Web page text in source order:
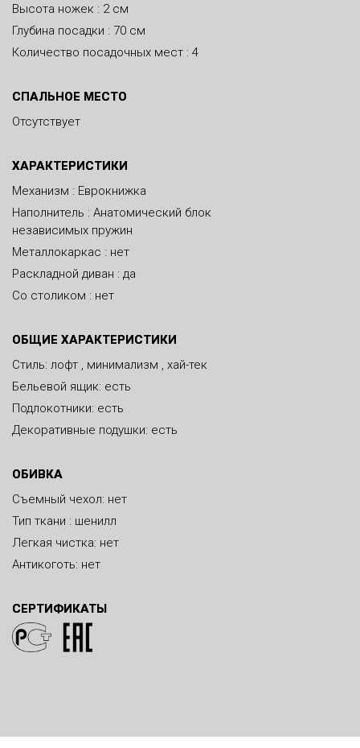
Высота ножек : 2 см
Глубина посадки : 70 см
Количество посадочных мест : 4
СПАЛЬНОЕ МЕСТО
Отсутствует
ХАРАКТЕРИСТИКИ
Механизм : Еврокнижка
Наполнитель : Анатомический блок
независимых пружин
Металлокаркас : нет
Раскладной диван : да
Со столиком : нет
ОБЩИЕ ХАРАКТЕРИСТИКИ
Стиль: лофт , минимализм , хай-тек
Бельевой ящик: есть
Подлокотники: есть
Декоративные подушки: есть
ОБИВКА
Съемный чехол: нет
Тип ткани : шенилл
Легкая чистка: нет
Антикоготь: нет
СЕРТИФИКАТЫ